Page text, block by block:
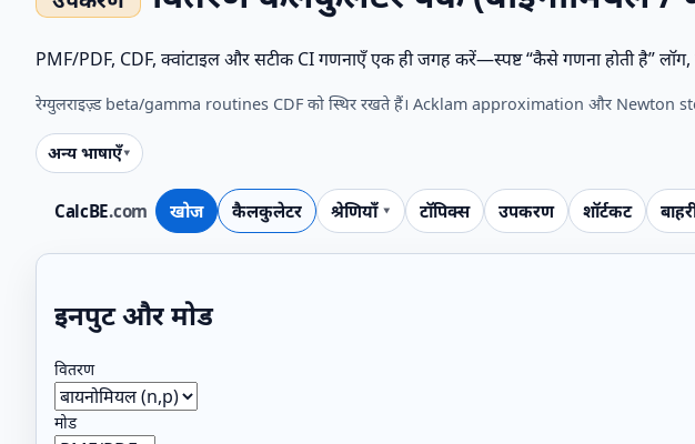
CalcBE.com खोज कैलकुलेटर श्रेणियाँ टॉपिक्स उपकरण शॉर्टकट
PMF/PDF, CDF, क्वांटाइल और सटीक CI गणनाएँ एक ही जगह करें—स्पष्ट “कैसे गणना होती है”
रेग्युलराइज़्ड beta/gamma routines CDF को स्थिर रखते हैं। Acklam approximation और Newton
अन्य भाषाएँ
इनपुट और मोड
वितरण
मोड